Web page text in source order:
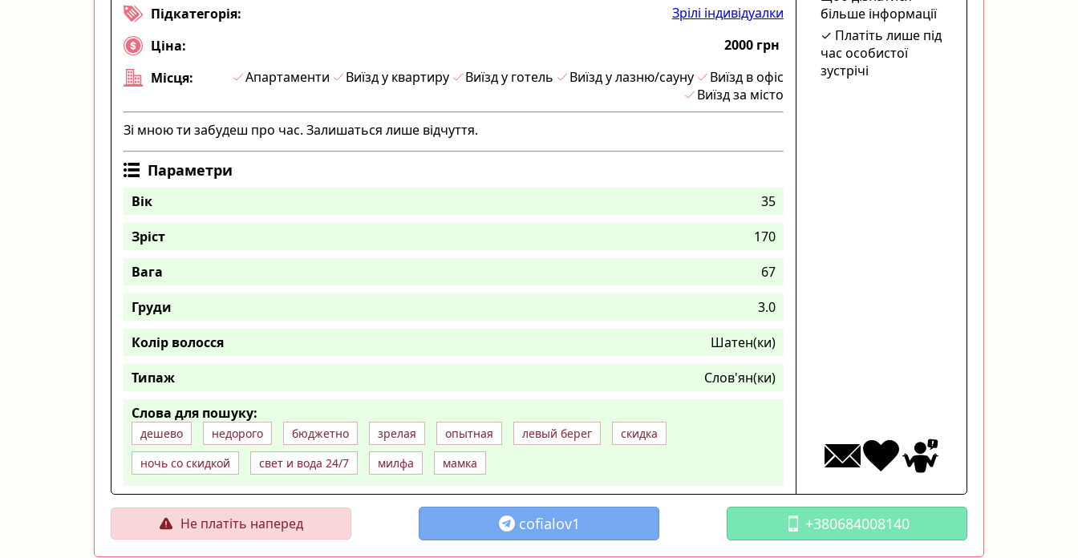
Підкатегорія:
Зрілі індивідуалки
Ціна:
2000 грн
Місця:
Апартаменти Виїзд у квартиру Виїзд у готель Виїзд у лазню/сауну
Виїзд в офіс
Виїзд за місто
Зі мною ти забудеш про час. Залишаться лише відчуття.
Параметри
Вік
35
Зріст
170
Вага
67
Груди
3.0
Колір волосся
Шатен(ки)
Типаж
Слов'ян(ки)
Слова для пошуку:
дешево недорого бюджетно зрелая опытная левый берег
скидка
ночь со скидкой
свет и вода 24/7 милфа мамка
більше інформації
Платіть лише під
час особистої
зустрічі
Не платіть наперед cofialov1 +380684008140